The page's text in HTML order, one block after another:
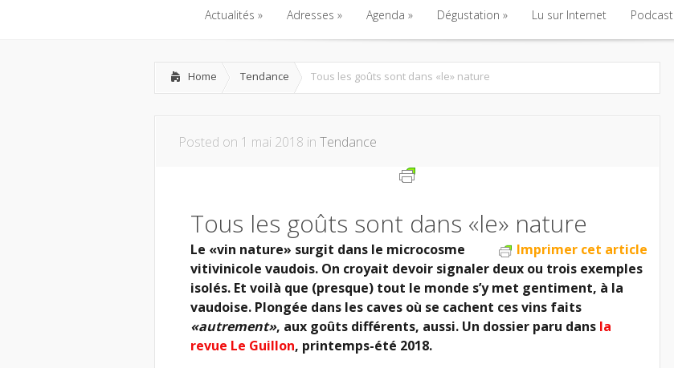
Actualités
Actualités
Adresses
Adresses
Agenda
Agenda
Dégustation
Dégustation
Lu sur Internet
Lu sur Internet
Podcast
Podcast
Home Tendance Tous les goûts sont dans «le» nature
Posted on 1 mai 2018 in Tendance
Tous les goûts sont dans «le» nature
Imprimer cet article
Le «vin nature» surgit dans le microcosme
vitivinicole vaudois. On croyait devoir signaler deux ou trois exemples
isolés. Et voilà que (presque) tout le monde s’y met gentiment, à la
vaudoise. Plongée dans les caves où se cachent ces vins faits
«autrement», aux goûts différents, aussi. Un dossier paru dans la
revue Le Guillon, printemps-été 2018.